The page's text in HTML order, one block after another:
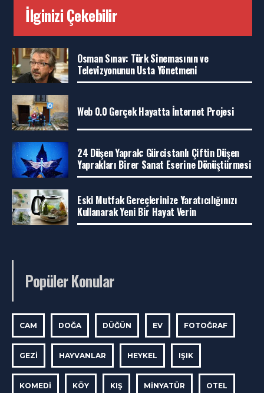
İlginizi Çekebilir
Osman Sınav: Türk Sinemasının ve
Televizyonunun Usta Yönetmeni
Web 0.0 Gerçek Hayatta İnternet Projesi
24 Düşen Yaprak: Gürcistanlı Çiftin Düşen
Yaprakları Birer Sanat Eserine Dönüştürmesi
Eski Mutfak Gereçlerinize Yaratıcılığınızı
Kullanarak Yeni Bir Hayat Verin
Popüler Konular
CAM DOĞA DÜĞÜN EV FOTOĞRAF
GEZI HAYVANLAR HEYKEL IŞIK
KOMEDI KÖY KIŞ MINYATÜR OTEL